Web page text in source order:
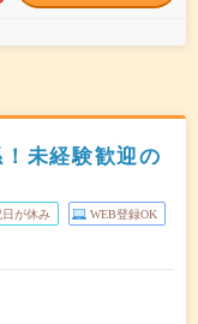
未経験歓迎の
日が休み WEB登録OK